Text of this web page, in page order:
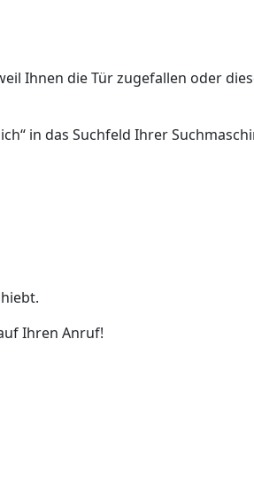
Ihnen die Tür zugefallen oder
in das Suchfeld Ihrer
Ihren Anruf!